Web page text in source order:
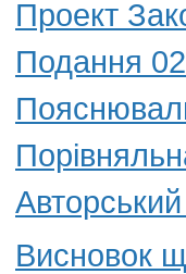
Проект
Подання
Висновок